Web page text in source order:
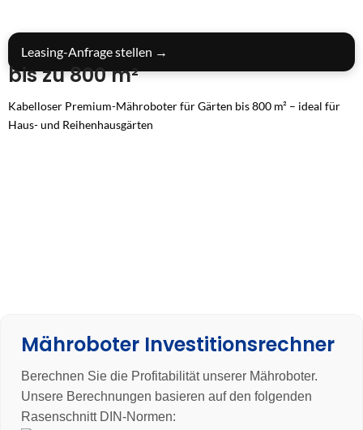
Leasing-Anfrage stellen →
bis zu 800 m²
Kabelloser Premium-Mähroboter für Gärten bis 800 m² – ideal für
Haus- und Reihenhausgärten
Qualität
Mähroboter Investitionsrechner
Berechnen Sie die Profitabilität unserer Mähroboter.
Unsere Berechnungen basieren auf den folgenden
Rasenschnitt DIN-Normen: